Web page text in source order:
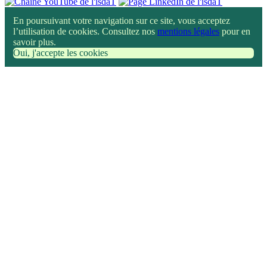
En poursuivant votre navigation sur ce site, vous acceptez
l’utilisation de cookies. Consultez nos mentions légales pour en
savoir plus.
Oui, j'accepte les cookies